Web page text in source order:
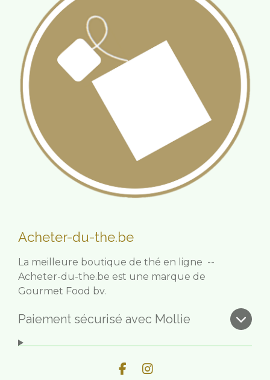
Acheter-du-the.be
La meilleure boutique de thé en ligne --
Acheter-du-the.be est une marque de
Gourmet Food bv.
Paiement sécurisé avec Mollie
F
I